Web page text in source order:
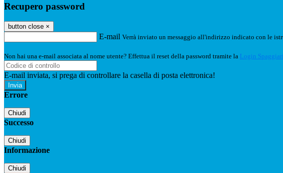
Recupero password
button close ×
E-mail Verrà inviato un messaggio all'indirizzo indicato con le
Non hai una e-mail associata al nome utente? Effettua il reset della password tramite la Login Spaggiari
E-mail inviata, si prega di controllare la casella di posta elettronica!
Errore
Chiudi
Successo
Chiudi
Informazione
Chiudi